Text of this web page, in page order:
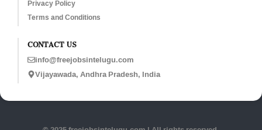
Privacy Policy
Terms and Conditions
CONTACT US
info@freejobsintelugu.com
Vijayawada, Andhra Pradesh, India